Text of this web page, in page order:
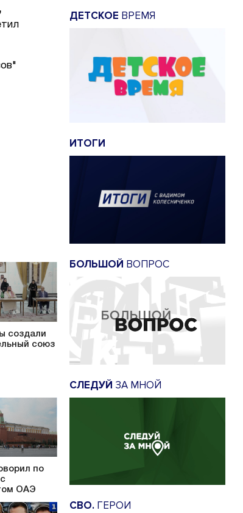
создали
союз
по
ОАЭ
ДЕТСКОЕ ВРЕМЯ
ИТОГИ
БОЛЬШОЙ ВОПРОС
СЛЕДУЙ ЗА МНОЙ
СВО. ГЕРОИ